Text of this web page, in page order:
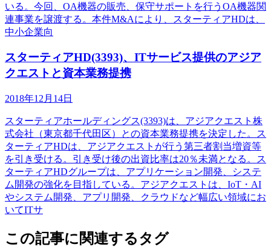
いる。今回、OA機器の販売、保守サポートを行うOA機器関
連事業を譲渡する。本件M&Aにより、スターティアHDは、
中小企業向
スターティアHD(3393)、ITサービス提供のアジア
クエストと資本業務提携
2018年12月14日
スターティアホールディングス(3393)は、アジアクエスト株
式会社（東京都千代田区）との資本業務提携を決定した。ス
ターティアHDは、アジアクエストが行う第三者割当増資等
を引き受ける。引き受け後の出資比率は20％未満となる。ス
ターティアHDグループは、アプリケーション開発、システ
ム開発の強化を目指している。アジアクエストは、IoT・AI
やシステム開発、アプリ開発、クラウドなど幅広い領域にお
いてITサ
この記事に関連するタグ